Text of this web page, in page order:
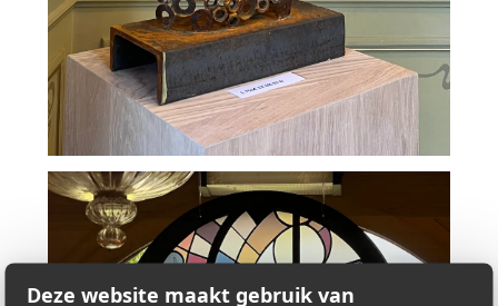
Deze website maakt gebruik van